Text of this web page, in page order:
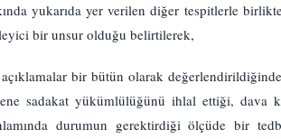
yukarıda yer verilen diğer tespitlerle
bir unsur olduğu belirtilerek,
bir bütün olarak
sadakat yükümlülüğünü ihlal ettiği, dava
durumun gerektirdiği ölçüde bir